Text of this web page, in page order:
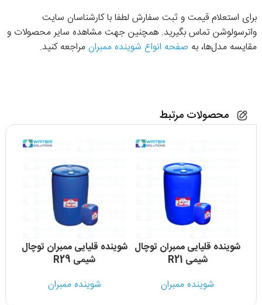
برای استعلام قیمت و ثبت سفارش لطفا با کارشناسان سایت
واترسولوشن تماس بگیرید. همچنین جهت مشاهده سایر محصولات و
مقایسه مدل‌ها، به صفحه انواع شوینده ممبران مراجعه کنید.
محصولات مرتبط
شوینده قلیایی ممبران توچال
شیمی R21
شوینده ممبران
شوینده قلیایی ممبران توچال
شیمی R29
شوینده ممبران